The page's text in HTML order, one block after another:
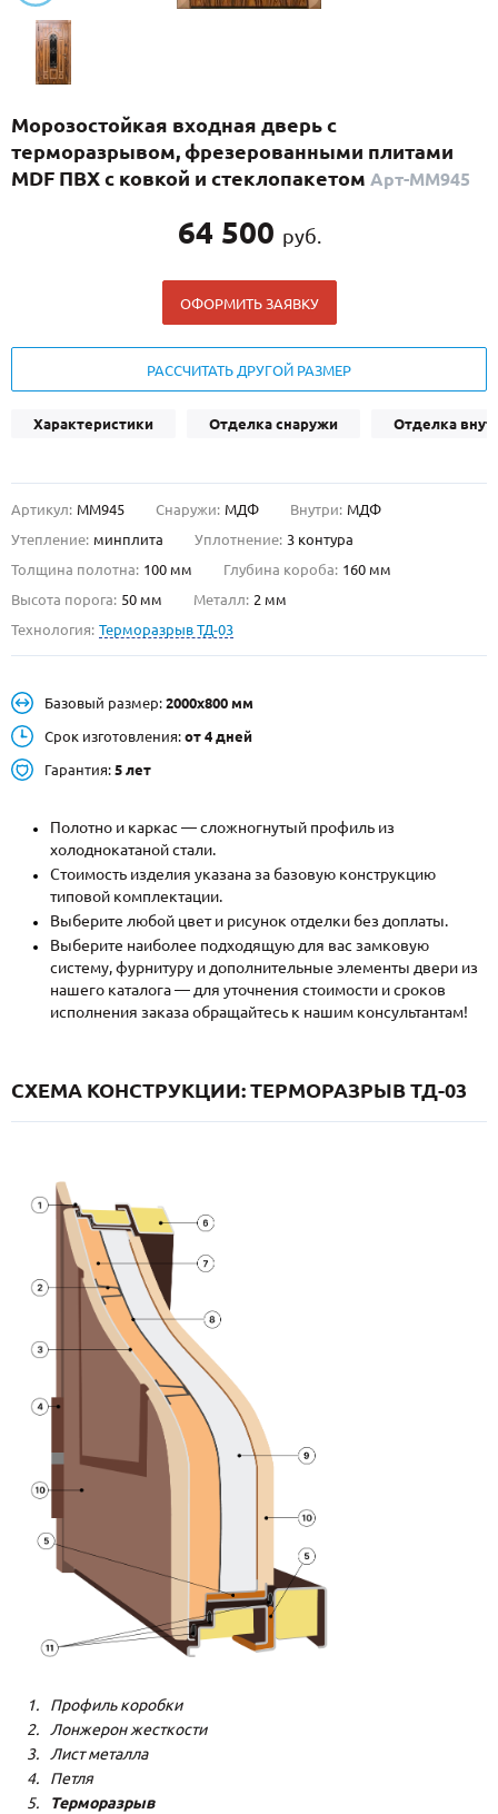
С реечным дизайном (29)
ПО НАЗНАЧЕНИЮ
ПО КОНСТРУКЦИИ
О НАС
Металлические двери от производителя с доставкой и установкой в
НАЙТИ:
INFO@META-M.RU
ЗАПРОСИТЬ РАСЧЕТ
Каталог
Записаться на замер
Морозостойкая входная дверь с
терморазрывом, фрезерованными плитами
MDF ПВХ с ковкой и стеклопакетом Арт-ММ945
64 500 руб.
ОФОРМИТЬ ЗАЯВКУ
РАССЧИТАТЬ ДРУГОЙ РАЗМЕР
Характеристики Отделка снаружи Отделка
Артикул: ММ945 Снаружи: МДФ Внутри: МДФ
Утепление: минплита Уплотнение: 3 контура
Толщина полотна: 100 мм Глубина короба: 160 мм
Высота порога: 50 мм Металл: 2 мм
Технология: Терморазрыв ТД-03
Базовый размер: 2000х800 мм
Срок изготовления: от 4 дней
Гарантия: 5 лет
Полотно и каркас — сложногнутый профиль из
холоднокатаной стали.
Стоимость изделия указана за базовую конструкцию
типовой комплектации.
Выберите любой цвет и рисунок отделки без доплаты.
Выберите наиболее подходящую для вас замковую
систему, фурнитуру и дополнительные элементы двери из
нашего каталога — для уточнения стоимости и сроков
исполнения заказа обращайтесь к нашим консультантам!
СХЕМА КОНСТРУКЦИИ: ТЕРМОРАЗРЫВ ТД-03
Профиль коробки
Лонжерон жесткости
Лист металла
Петля
Терморазрыв